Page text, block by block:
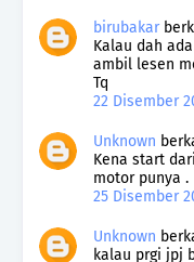
birubakar
Kalau dah
ambil lesen
Tq
22 Disember
Unknown
Kena start
motor punya .
25 Disember
Unknown
kalau prgi jpj